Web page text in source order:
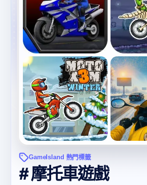
GameIsland 熱門標籤
# 摩托車遊戲